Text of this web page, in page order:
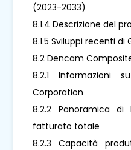
(2023-2033)
8.1.4 Descrizione del
8.1.5 Sviluppi recenti di
8.2 Dencam
8.2.1 Informazioni
Corporation
8.2.2 Panoramica
fatturato totale
8.2.3 Capacità